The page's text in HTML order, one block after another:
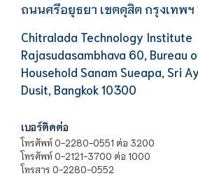
ถนนศรีอยุธยา เขตดุสิต กรุงเทพฯ
Chitralada Technology Institute
Rajasudasambhava 60, Bureau
Household Sanam Sueapa, Sri
Dusit, Bangkok 10300
เบอร์ติดต่อ
โทรศัพท์ 0-2280-0551 ต่อ 3200
โทรศัพท์ 0-2121-3700 ต่อ 1000
โทรสาร 0-2280-0552